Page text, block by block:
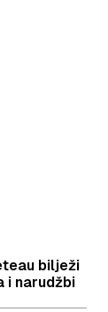
bilježi
i narudžbi